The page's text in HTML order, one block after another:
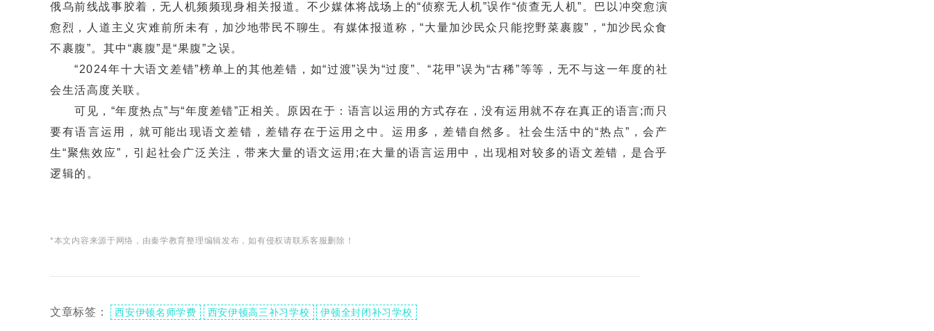
俄乌前线战事胶着，无人机频频现身相关报道。不少媒体将战场上的“侦察无人机”误作“侦查无人机”。巴以冲突愈演
愈烈，人道主义灾难前所未有，加沙地带民不聊生。有媒体报道称，“大量加沙民众只能挖野菜裹腹”，“加沙民众食
不裹腹”。其中“裹腹”是“果腹”之误。
“2024年十大语文差错”榜单上的其他差错，如“过渡”误为“过度”、“花甲”误为“古稀”等等，无不与这一年度的社
会生活高度关联。
可见，“年度热点”与“年度差错”正相关。原因在于：语言以运用的方式存在，没有运用就不存在真正的语言;而只
要有语言运用，就可能出现语文差错，差错存在于运用之中。运用多，差错自然多。社会生活中的“热点”，会产
生“聚焦效应”，引起社会广泛关注，带来大量的语文运用;在大量的语言运用中，出现相对较多的语文差错，是合乎
逻辑的。
*本文内容来源于网络，由秦学教育整理编辑发布，如有侵权请联系客服删除！
文章标签： 西安伊顿名师学费 西安伊顿高三补习学校 伊顿全封闭补习学校